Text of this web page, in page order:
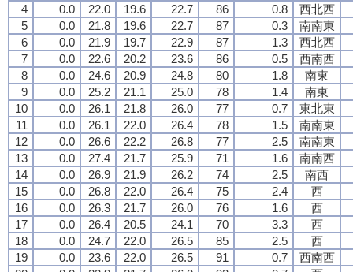
4
0.0 22.0 19.6 22.7 86 0.8
西北西
5
0.0 21.8 19.6 22.7 87 0.3
南南東
6
0.0 21.9 19.7 22.9 87 1.3
西北西
7
0.0 22.6 20.2 23.6 86 0.5
西南西
8
0.0 24.6 20.9 24.8 80 1.8
南東
9
0.0 25.2 21.1 25.0 78 1.4
南東
10
0.0 26.1 21.8 26.0 77 0.7
東北東
11
0.0 26.1 22.0 26.4 78 1.5
南南東
12
0.0 26.6 22.2 26.8 77 2.5
南南東
13
0.0 27.4 21.7 25.9 71 1.6
南南西
14
0.0 26.9 21.9 26.2 74 2.5
南西
15
0.0 26.8 22.0 26.4 75 2.4
西
16
0.0 26.3 21.7 26.0 76 1.6
西
17
0.0 26.4 20.5 24.1 70 3.3
西
18
0.0 24.7 22.0 26.5 85 2.5
西
19
0.0 23.6 22.0 26.5 91 0.7
西南西